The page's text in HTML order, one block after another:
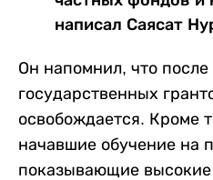
написал Саясат
Он напомнил, что после
государственных
освобождается. Кроме
начавшие обучение на
показывающие